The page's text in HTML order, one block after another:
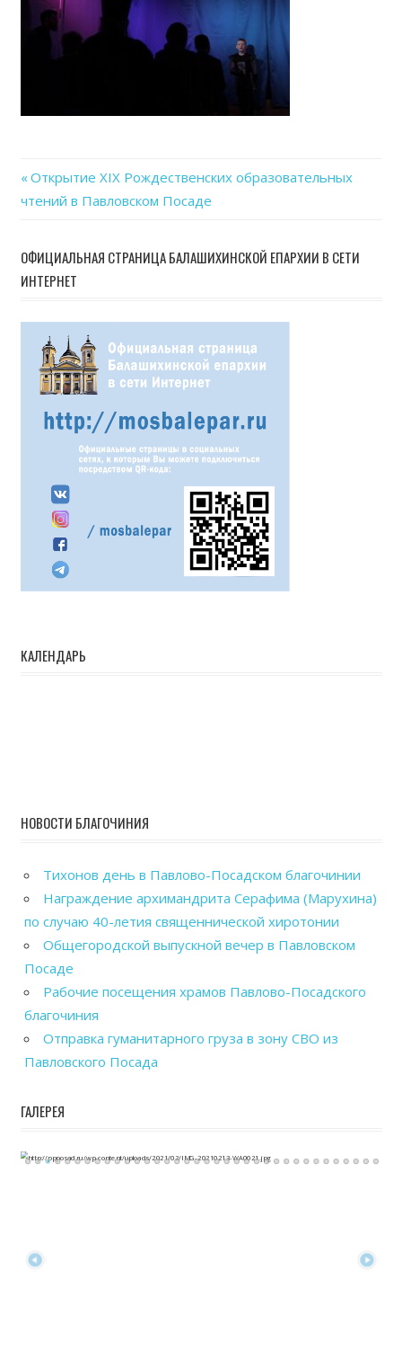
Навигация
записям
Previous
Post:
Открытие XIX Рождественских образовательных
чтений в Павловском Посаде
ОФИЦИАЛЬНАЯ СТРАНИЦА БАЛАШИХИНСКОЙ ЕПАРХИИ В СЕТИ
ИНТЕРНЕТ
КАЛЕНДАРЬ
НОВОСТИ БЛАГОЧИНИЯ
Тихонов день в Павлово-Посадском благочинии
Награждение архимандрита Серафима (Марухина)
по случаю 40-летия священнической хиротонии
Общегородской выпускной вечер в Павловском
Посаде
Рабочие посещения храмов Павлово-Посадского
благочиния
Отправка гуманитарного груза в зону СВО из
Павловского Посада
ГАЛЕРЕЯ